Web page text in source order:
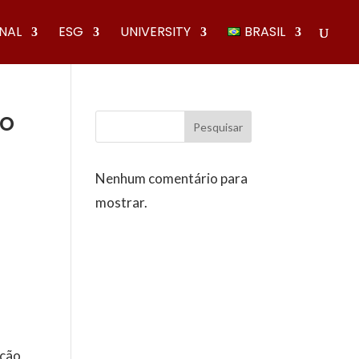
ESG UNIVERSITY BRASIL
Pesquisar
Nenhum comentário para
mostrar.